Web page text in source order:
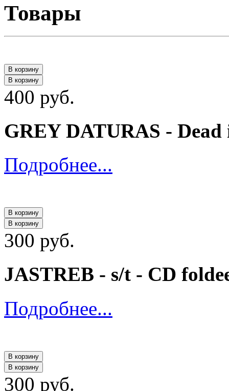
Товары
В корзину
В корзину
400 руб.
GREY DATURAS -
Подробнее...
В корзину
В корзину
300 руб.
JASTREB - s/t - CD
Подробнее...
В корзину
В корзину
300 руб.